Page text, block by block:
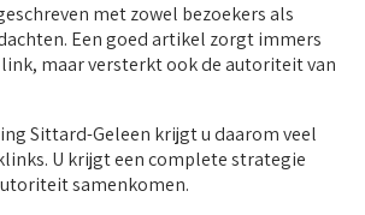
met zowel bezoekers als
Een goed artikel zorgt immers
maar versterkt ook de autoriteit van
Sittard-Geleen krijgt u daarom veel
U krijgt een complete strategie
samenkomen.